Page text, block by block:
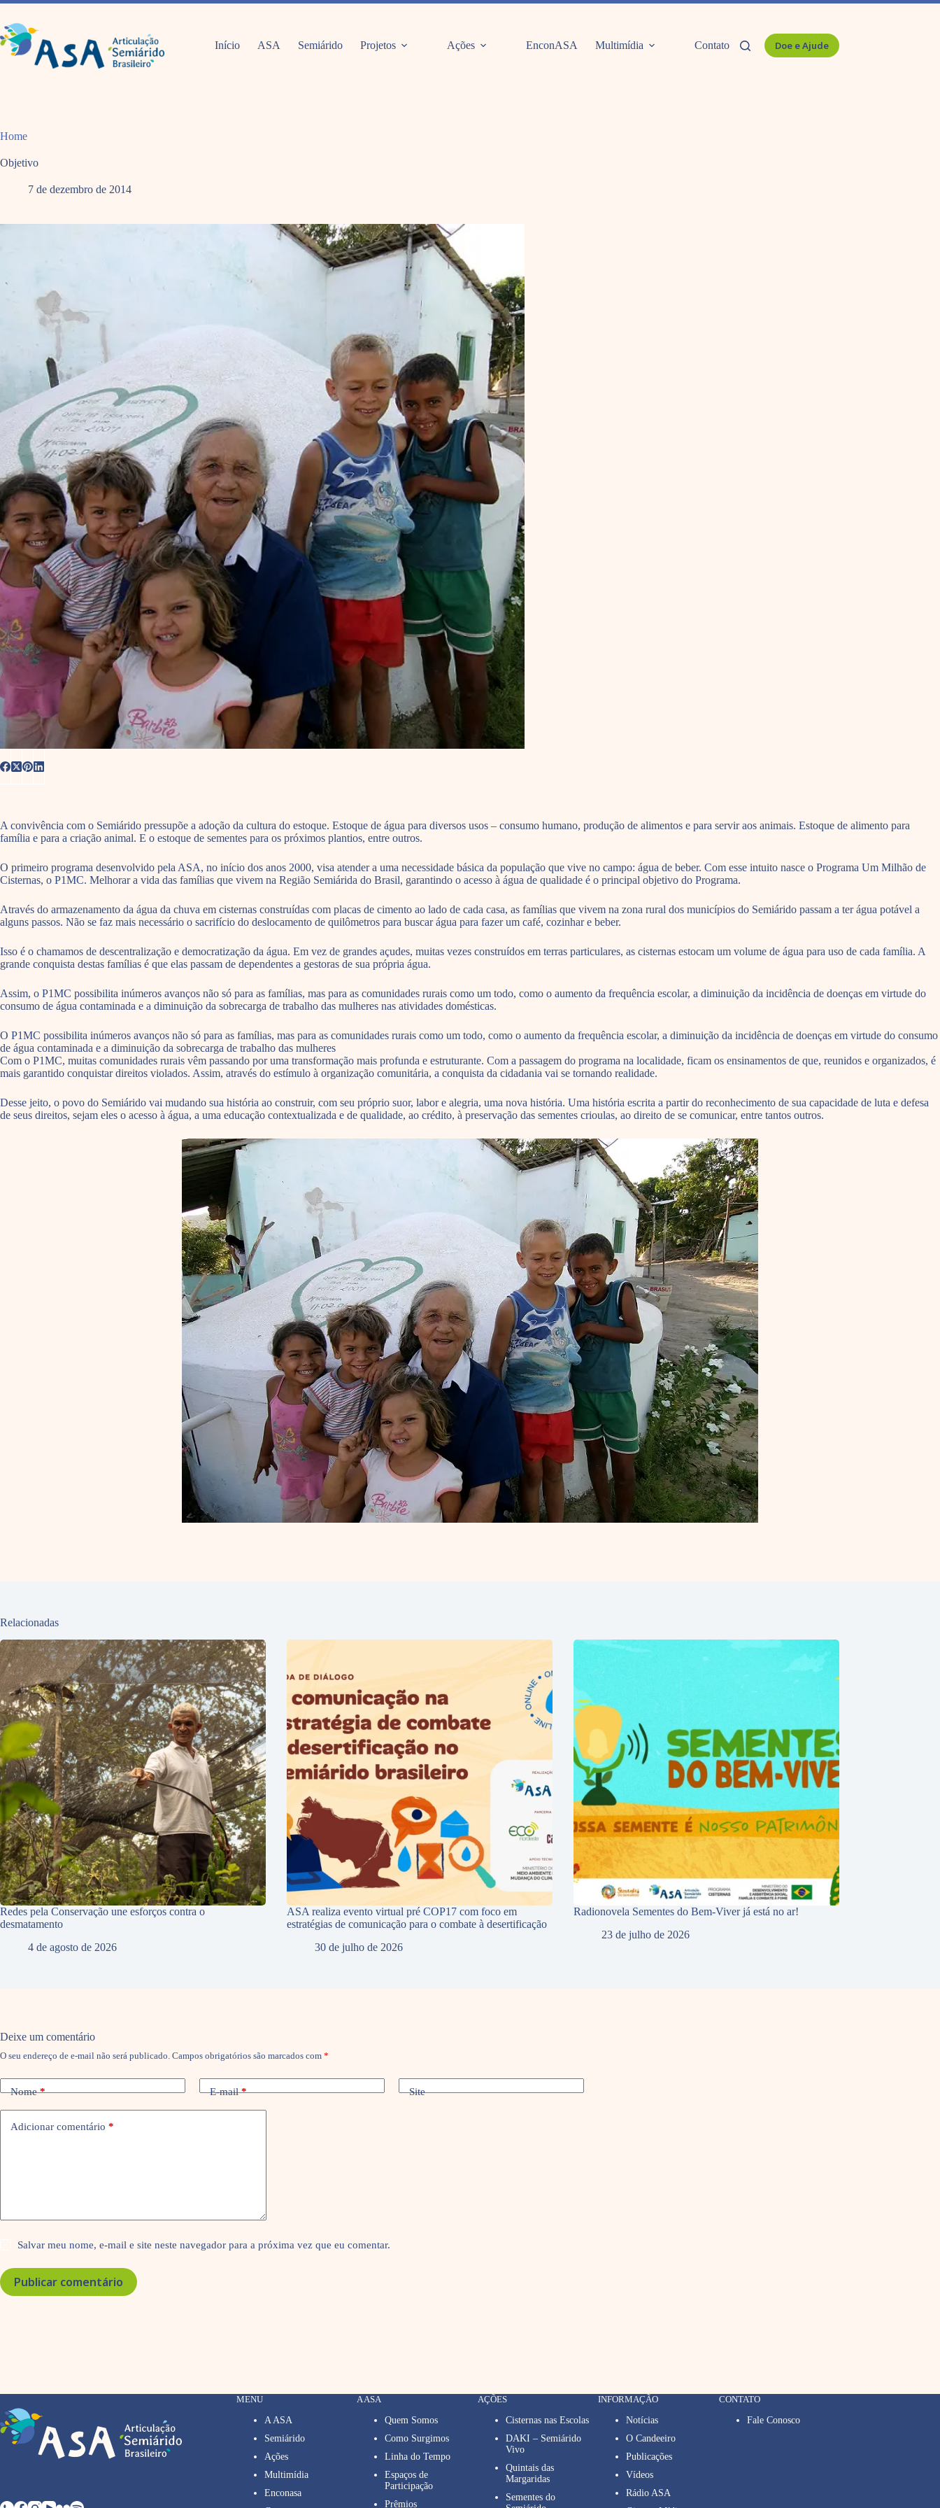
Pular
o
conteúdo
Início ASA Semiárido Projetos Ações EnconASA Multimídia Contato Doe e Ajude
Home
Objetivo
7 de dezembro de 2014
A convivência com o Semiárido pressupõe a adoção da cultura do estoque. Estoque de água para diversos usos – consumo humano, produção de alimentos e para servir aos animais. Estoque de alimento para
família e para a criação animal. E o estoque de sementes para os próximos plantios, entre outros.
O primeiro programa desenvolvido pela ASA, no início dos anos 2000, visa atender a uma necessidade básica da população que vive no campo: água de beber. Com esse intuito nasce o Programa Um Milhão de
Cisternas, o P1MC. Melhorar a vida das famílias que vivem na Região Semiárida do Brasil, garantindo o acesso à água de qualidade é o principal objetivo do Programa.
Através do armazenamento da água da chuva em cisternas construídas com placas de cimento ao lado de cada casa, as famílias que vivem na zona rural dos municípios do Semiárido passam a ter água potável a
alguns passos. Não se faz mais necessário o sacrifício do deslocamento de quilômetros para buscar água para fazer um café, cozinhar e beber.
Isso é o chamamos de descentralização e democratização da água. Em vez de grandes açudes, muitas vezes construídos em terras particulares, as cisternas estocam um volume de água para uso de cada família. A
grande conquista destas famílias é que elas passam de dependentes a gestoras de sua própria água.
Assim, o P1MC possibilita inúmeros avanços não só para as famílias, mas para as comunidades rurais como um todo, como o aumento da frequência escolar, a diminuição da incidência de doenças em virtude do
consumo de água contaminada e a diminuição da sobrecarga de trabalho das mulheres nas atividades domésticas.
O P1MC possibilita inúmeros avanços não só para as famílias, mas para as comunidades rurais como um todo, como o aumento da frequência escolar, a diminuição da incidência de doenças em virtude do consumo
de água contaminada e a diminuição da sobrecarga de trabalho das mulheres
Com o P1MC, muitas comunidades rurais vêm passando por uma transformação mais profunda e estruturante. Com a passagem do programa na localidade, ficam os ensinamentos de que, reunidos e organizados, é
mais garantido conquistar direitos violados. Assim, através do estímulo à organização comunitária, a conquista da cidadania vai se tornando realidade.
Desse jeito, o povo do Semiárido vai mudando sua história ao construir, com seu próprio suor, labor e alegria, uma nova história. Uma história escrita a partir do reconhecimento de sua capacidade de luta e defesa
de seus direitos, sejam eles o acesso à água, a uma educação contextualizada e de qualidade, ao crédito, à preservação das sementes crioulas, ao direito de se comunicar, entre tantos outros.
Relacionadas
Redes pela Conservação une esforços contra o
desmatamento
4 de agosto de 2026
ASA realiza evento virtual pré COP17 com foco em
estratégias de comunicação para o combate à desertificação
30 de julho de 2026
Radionovela Sementes do Bem-Viver já está no ar!
23 de julho de 2026
Deixe um comentário
O seu endereço de e-mail não será publicado. Campos obrigatórios são marcados com *
Nome* E-mail* Site
Adicionar comentário *
Salvar meu nome, e-mail e site neste navegador para a próxima vez que eu comentar.
Publicar comentário
MENU
A ASA
Semiárido
Ações
Multimídia
Enconasa
A ASA
Quem Somos
Como Surgimos
Linha do Tempo
Espaços de
Participação
Prêmios
AÇÕES
Cisternas nas Escolas
DAKI – Semiárido
Vivo
Quintais das
Margaridas
Sementes do
INFORMAÇÃO
Notícias
O Candeeiro
Publicações
Vídeos
Rádio ASA
CONTATO
Fale Conosco